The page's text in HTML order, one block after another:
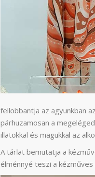
fellobbantja az agyunkban
párhuzamosan a
illatokkal és magukkal az
A tárlat bemutatja a
élménnyé teszi a